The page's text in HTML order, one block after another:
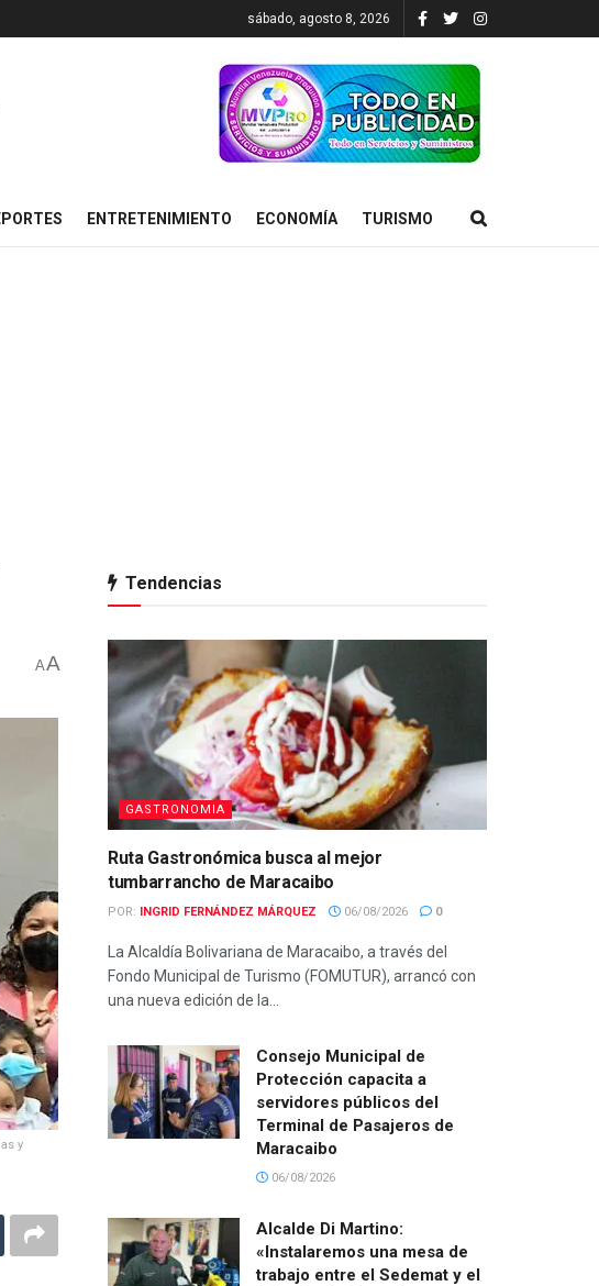
sábado, agosto 8, 2026
ENTRETENIMIENTO ECONOMÍA TURISMO
AA
y
Tendencias
GASTRONOMIA
Ruta Gastronómica busca al mejor
tumbarrancho de Maracaibo
POR: INGRID FERNÁNDEZ MÁRQUEZ 06/08/2026 0
La Alcaldía Bolivariana de Maracaibo, a través del
Fondo Municipal de Turismo (FOMUTUR), arrancó con
una nueva edición de la...
Consejo Municipal de
Protección capacita a
servidores públicos del
Terminal de Pasajeros de
Maracaibo
06/08/2026
Alcalde Di Martino:
«Instalaremos una mesa de
trabajo entre el Sedemat y el